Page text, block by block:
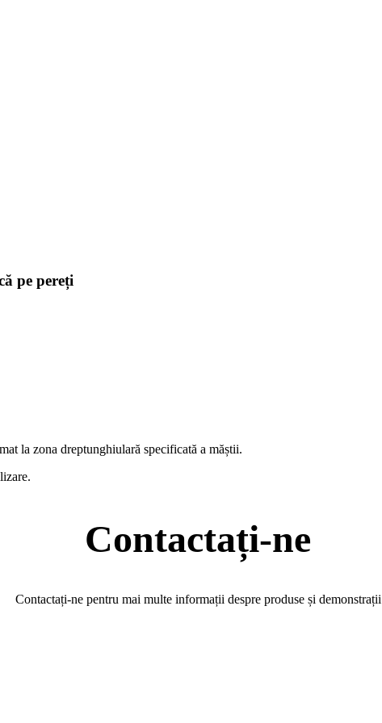
pe pereți
la zona dreptunghiulară specificată a măștii.
Contactați-ne
Contactați-ne pentru mai multe informații despre produse și demonstrații